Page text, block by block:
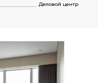
Деловой центр